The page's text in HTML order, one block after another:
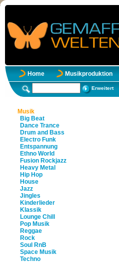
Home Musikproduktion
Erweitert
Musik
Big Beat
Dance Trance
Drum and Bass
Electro Funk
Entspannung
Ethno World
Fusion Rockjazz
Heavy Metal
Hip Hop
House
Jazz
Jingles
Kinderlieder
Klassik
Lounge Chill
Pop Musik
Reggae
Rock
Soul RnB
Space Musik
Techno